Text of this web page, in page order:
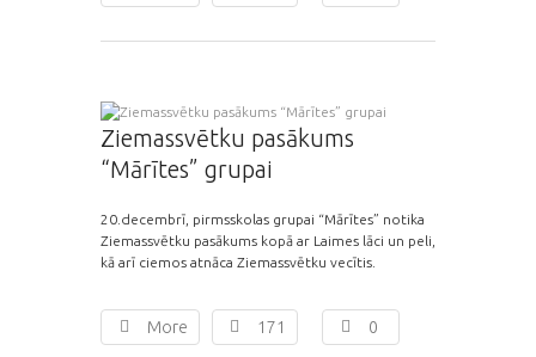
Ziemassvētku pasākums
“Mārītes” grupai
20.decembrī, pirmsskolas grupai “Mārītes” notika
Ziemassvētku pasākums kopā ar Laimes lāci un peli,
kā arī ciemos atnāca Ziemassvētku vecītis.
More 171 0